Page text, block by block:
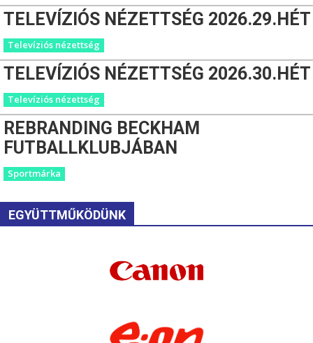
TELEVÍZIÓS NÉZETTSÉG 2026.29.HÉT
Televíziós nézettség
TELEVÍZIÓS NÉZETTSÉG 2026.30.HÉT
Televíziós nézettség
REBRANDING BECKHAM
FUTBALLKLUBJÁBAN
Sportmárka
EGYÜTTMŰKÖDÜNK